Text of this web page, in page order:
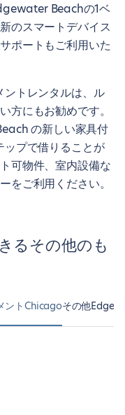
Beachの1ベ
のスマートデバイス
ポートもご利用いた
ントレンタルは、ル
方にもお勧めです。
の新しい家具付
ップで借りることが
可物件、室内設備な
をご利用ください。
るその他のも
ントChicagoその他